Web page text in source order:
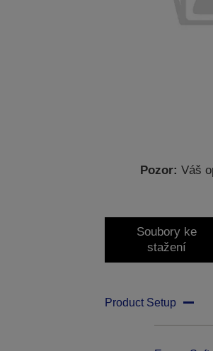
Pozor: Váš
Soubory ke
stažení
Product Setup